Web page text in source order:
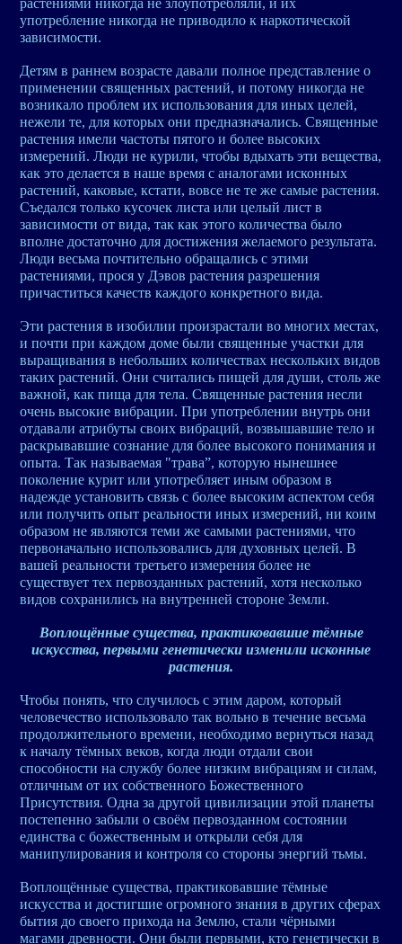
растениями никогда не злоупотребляли, и их
употребление никогда не приводило к наркотической
зависимости.
Детям в раннем возрасте давали полное представление о
применении священных растений, и потому никогда не
возникало проблем их использования для иных целей,
нежели те, для которых они предназначались. Священные
растения имели частоты пятого и более высоких
измерений. Люди не курили, чтобы вдыхать эти вещества,
как это делается в наше время с аналогами исконных
растений, каковые, кстати, вовсе не те же самые растения.
Съедался только кусочек листа или целый лист в
зависимости от вида, так как этого количества было
вполне достаточно для достижения желаемого результата.
Люди весьма почтительно обращались с этими
растениями, прося у Дэвов растения разрешения
причаститься качеств каждого конкретного вида.
Эти растения в изобилии произрастали во многих местах,
и почти при каждом доме были священные участки для
выращивания в небольших количествах нескольких видов
таких растений. Они считались пищей для души, столь же
важной, как пища для тела. Священные растения несли
очень высокие вибрации. При употреблении внутрь они
отдавали атрибуты своих вибраций, возвышавшие тело и
раскрывавшие сознание для более высокого понимания и
опыта. Так называемая "трава”, которую нынешнее
поколение курит или употребляет иным образом в
надежде установить связь с более высоким аспектом себя
или получить опыт реальности иных измерений, ни коим
образом не являются теми же самыми растениями, что
первоначально использовались для духовных целей. В
вашей реальности третьего измерения более не
существует тех первозданных растений, хотя несколько
видов сохранились на внутренней стороне Земли.
Воплощённые существа, практиковавшие тёмные
искусства, первыми генетически изменили исконные
растения.
Чтобы понять, что случилось с этим даром, который
человечество использовало так вольно в течение весьма
продолжительного времени, необходимо вернуться назад
к началу тёмных веков, когда люди отдали свои
способности на службу более низким вибрациям и силам,
отличным от их собственного Божественного
Присутствия. Одна за другой цивилизации этой планеты
постепенно забыли о своём первозданном состоянии
единства с божественным и открыли себя для
манипулирования и контроля со стороны энергий тьмы.
Воплощённые существа, практиковавшие тёмные
искусства и достигшие огромного знания в других сферах
бытия до своего прихода на Землю, стали чёрными
магами древности. Они были первыми, кто генетически в